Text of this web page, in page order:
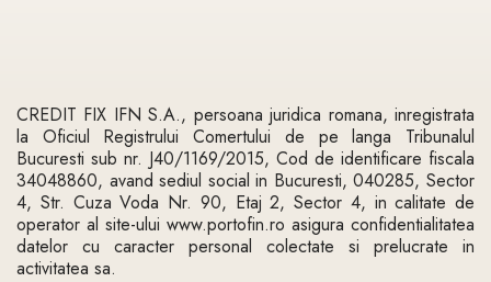
CREDIT FIX IFN S.A., persoana juridica romana, inregistrata
la Oficiul Registrului Comertului de pe langa Tribunalul
Bucuresti sub nr. J40/1169/2015, Cod de identificare fiscala
34048860, avand sediul social in Bucuresti, 040285, Sector
4, Str. Cuza Voda Nr. 90, Etaj 2, Sector 4, in calitate de
operator al site-ului www.portofin.ro asigura confidentialitatea
datelor cu caracter personal colectate si prelucrate in
activitatea sa.